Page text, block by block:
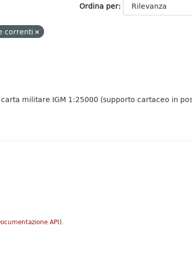
Ordina per
correnti
militare IGM 1:25000 (supporto cartaceo in
API).